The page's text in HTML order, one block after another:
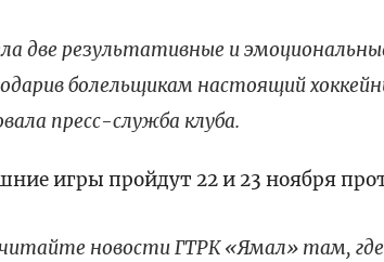
две результативные и
болельщикам настоящий
пресс-служба клуба.
игры пройдут 22 и 23 ноября
новости ГТРК «Ямал» там,